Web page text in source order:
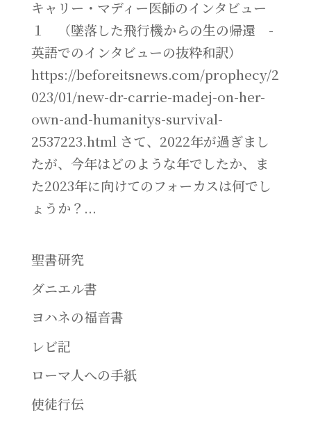
キャリー・マディー医師のインタビュー
１ （墜落した飛行機からの生の帰還 -
英語でのインタビューの抜粋和訳）
https://beforeitsnews.com/prophecy/2
023/01/new-dr-carrie-madej-on-her-
own-and-humanitys-survival-
2537223.html さて、2022年が過ぎまし
たが、今年はどのような年でしたか、ま
た2023年に向けてのフォーカスは何でし
ょうか？...
聖書研究
ダニエル書
ヨハネの福音書
レビ記
ローマ人への手紙
使徒行伝